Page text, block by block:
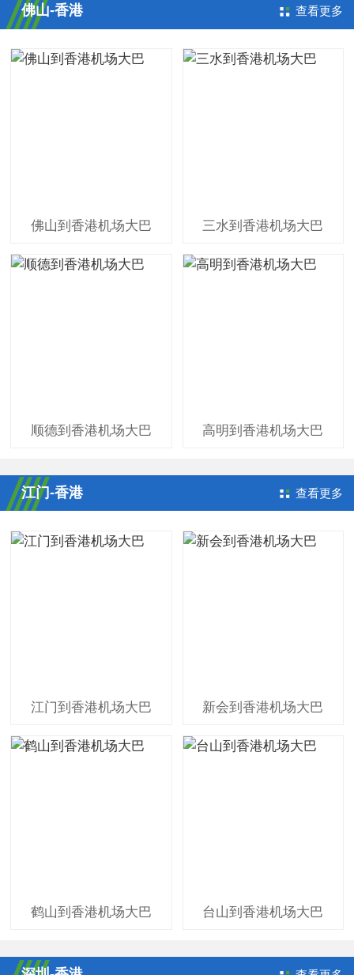
佛山-香港 查看更多
佛山到香港机场大巴 三水到香港机场大巴
顺德到香港机场大巴 高明到香港机场大巴
江门-香港 查看更多
江门到香港机场大巴 新会到香港机场大巴
鹤山到香港机场大巴 台山到香港机场大巴